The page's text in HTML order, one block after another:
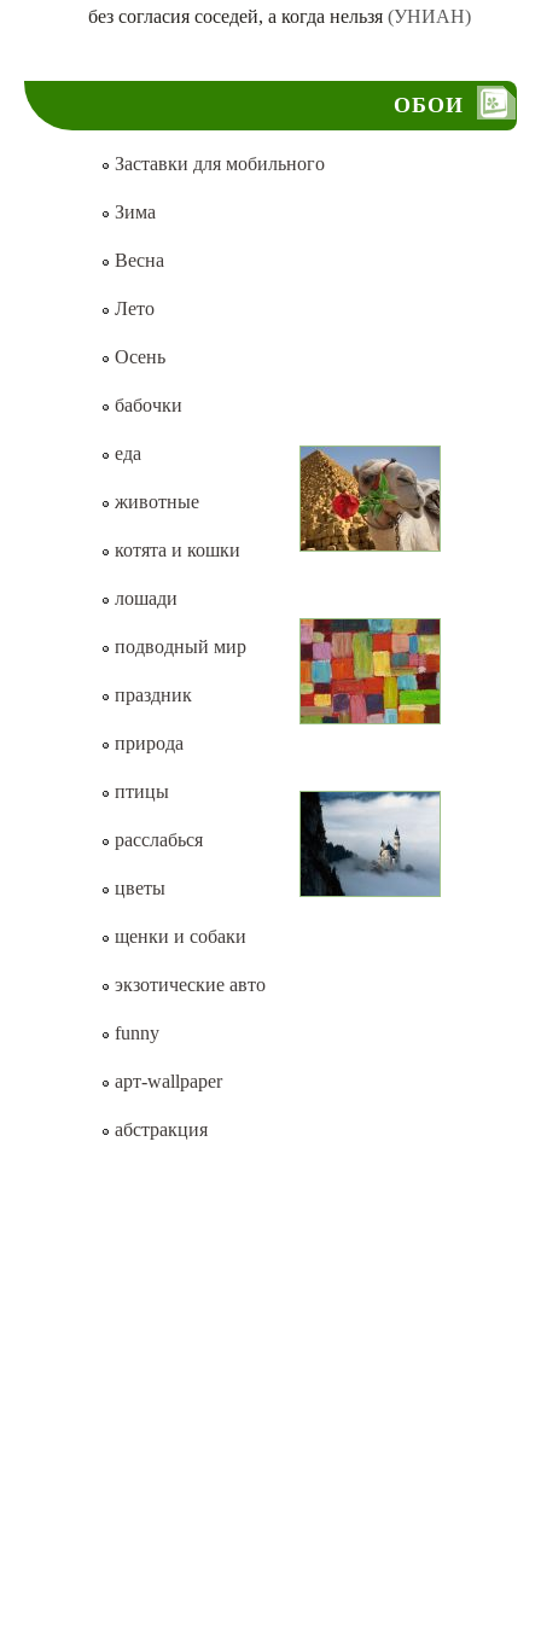
без согласия соседей, а когда нельзя (УНИАН)
ОБОИ
Заставки для мобильного
Зима
Весна
Лето
Осень
бабочки
еда
животные
котята и кошки
лошади
подводный мир
праздник
природа
птицы
расслабься
цветы
щенки и собаки
экзотические авто
funny
арт-wallpaper
абстракция